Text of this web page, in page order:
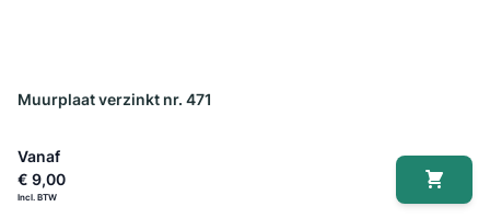
Muurplaat verzinkt nr. 471
Vanaf
€ 9,00